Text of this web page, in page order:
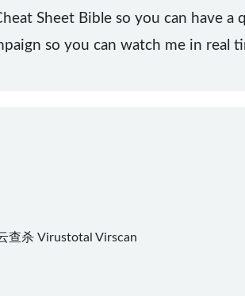
Sheet Bible so you can have
so you can watch me in
查杀 Virustotal Virscan